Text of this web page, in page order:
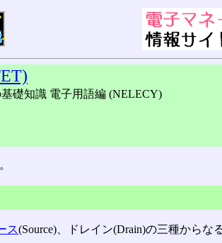
礎知識 電子用語編 (NELECY)
ス(Source)、ドレイン(Drain)の三種からな